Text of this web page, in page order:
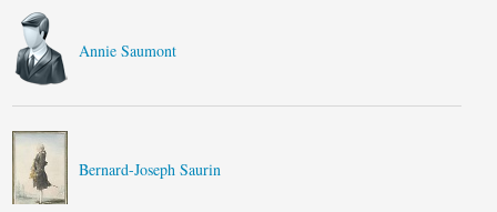
Annie Saumont
Bernard-Joseph Saurin